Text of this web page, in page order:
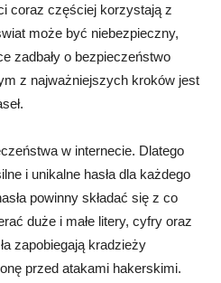
coraz częściej korzystają z
może być niebezpieczny,
zadbały o bezpieczeństwo
z najważniejszych kroków jest
w internecie. Dlatego
i unikalne hasła dla każdego
powinny składać się z co
duże i małe litery, cyfry oraz
zapobiegają kradzieży
przed atakami hakerskimi.